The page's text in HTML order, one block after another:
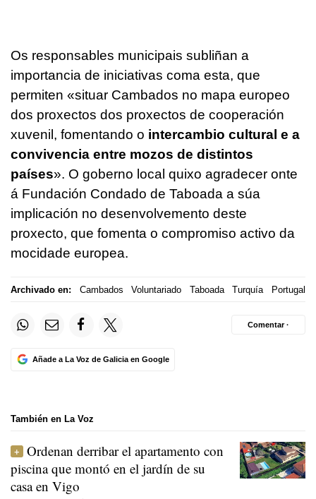
Os responsables municipais subliñan a
importancia de iniciativas coma esta, que
permiten «situar Cambados no mapa europeo
dos proxectos dos proxectos de cooperación
xuvenil, fomentando o intercambio cultural e a
convivencia entre mozos de distintos
países». O goberno local quixo agradecer onte
á Fundación Condado de Taboada a súa
implicación no desenvolvemento deste
proxecto, que fomenta o compromiso activo da
mocidade europea.
Archivado en: Cambados Voluntariado Taboada Turquía Portugal
Añade a La Voz de Galicia en Google
Comentar ·
También en La Voz
Ordenan derribar el apartamento con
piscina que montó en el jardín de su
casa en Vigo